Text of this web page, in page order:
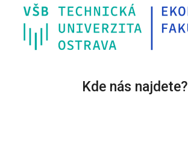
Kde nás najdete?